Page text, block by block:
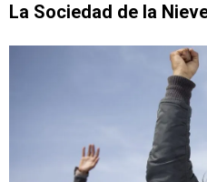
La Sociedad de la